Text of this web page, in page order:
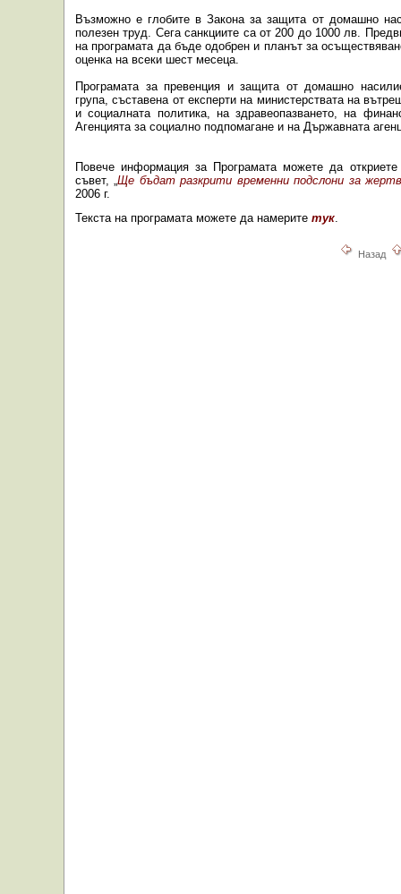
Възможно е глобите в Закона за защита от домашно
полезен труд. Сега санкциите са от 200 до 1000 лв.
на програмата да бъде одобрен и планът за
оценка на всеки шест месеца.
Програмата за превенция и защита от домашно
група, съставена от експерти на министерствата на
и социалната политика, на здравеопазването, на
Агенцията за социално подпомагане и на Държавната
Повече информация за Програмата можете да
съвет, „Ще бъдат разкрити временни подслони за
2006 г.
Текста на програмата можете да намерите тук.
Назад